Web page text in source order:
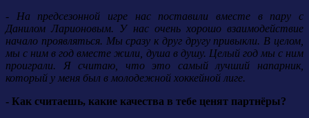
- На предсезонной игре нас поставили вместе в пару с
Данилом Ларионовым. У нас очень хорошо взаимодействие
начало проявляться. Мы сразу к друг другу привыкли. В целом,
мы с ним в год вместе жили, душа в душу. Целый год мы с ним
проиграли. Я считаю, что это самый лучший напарник,
который у меня был в молодежной хоккейной лиге.
- Как считаешь, какие качества в тебе ценят партнёры?